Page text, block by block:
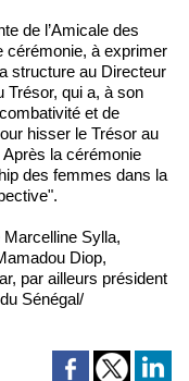
de l’Amicale des
cérémonie, à exprimer
structure au Directeur
Trésor, qui a, à son
et de
hisser le Trésor au
la cérémonie
des femmes dans la
Sylla,
Diop,
par ailleurs président
Sénégal/